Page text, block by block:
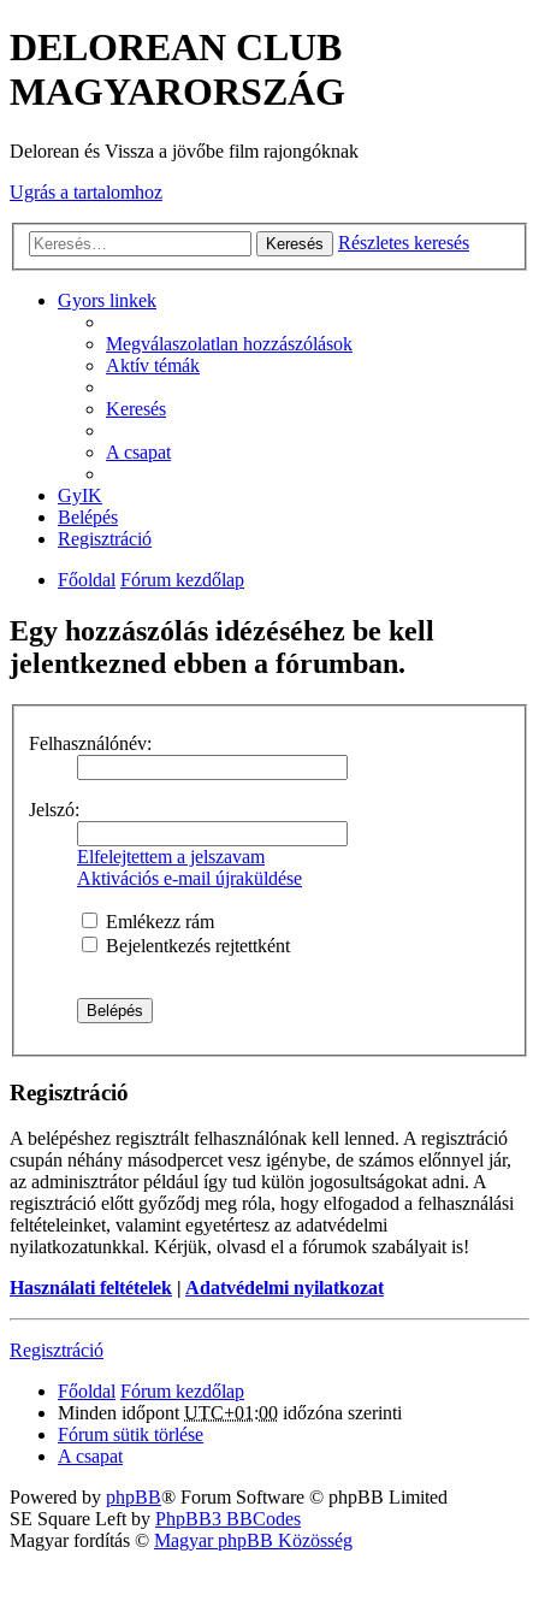
DELOREAN CLUB
MAGYARORSZÁG
Delorean és Vissza a jövőbe film rajongóknak
Ugrás a tartalomhoz
Keresés Részletes keresés
Gyors linkek
Megválaszolatlan hozzászólások
Aktív témák
Keresés
A csapat
GyIK
Belépés
Regisztráció
Főoldal Fórum kezdőlap
Egy hozzászólás idézéséhez be kell
jelentkezned ebben a fórumban.
Felhasználónév:
Jelszó:
Elfelejtettem a jelszavam
Aktivációs e-mail újraküldése
Emlékezz rám
Bejelentkezés rejtettként
Regisztráció
A belépéshez regisztrált felhasználónak kell lenned. A regisztráció
csupán néhány másodpercet vesz igénybe, de számos előnnyel jár,
az adminisztrátor például így tud külön jogosultságokat adni. A
regisztráció előtt győződj meg róla, hogy elfogadod a felhasználási
feltételeinket, valamint egyetértesz az adatvédelmi
nyilatkozatunkkal. Kérjük, olvasd el a fórumok szabályait is!
Használati feltételek | Adatvédelmi nyilatkozat
Regisztráció
Főoldal Fórum kezdőlap
Minden időpont UTC+01:00 időzóna szerinti
Fórum sütik törlése
A csapat
Powered by phpBB® Forum Software © phpBB Limited
SE Square Left by PhpBB3 BBCodes
Magyar fordítás © Magyar phpBB Közösség